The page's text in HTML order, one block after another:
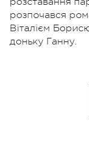
розпочався
Віталієм
доньку Ганну.